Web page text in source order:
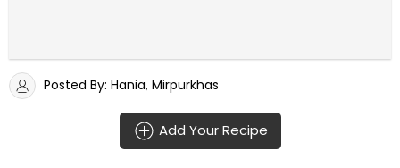
Posted By: Hania, Mirpurkhas
Add Your Recipe